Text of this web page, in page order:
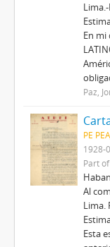
En mi
Paz,
PE
1928-
Part of
Al
Lima.
Esta